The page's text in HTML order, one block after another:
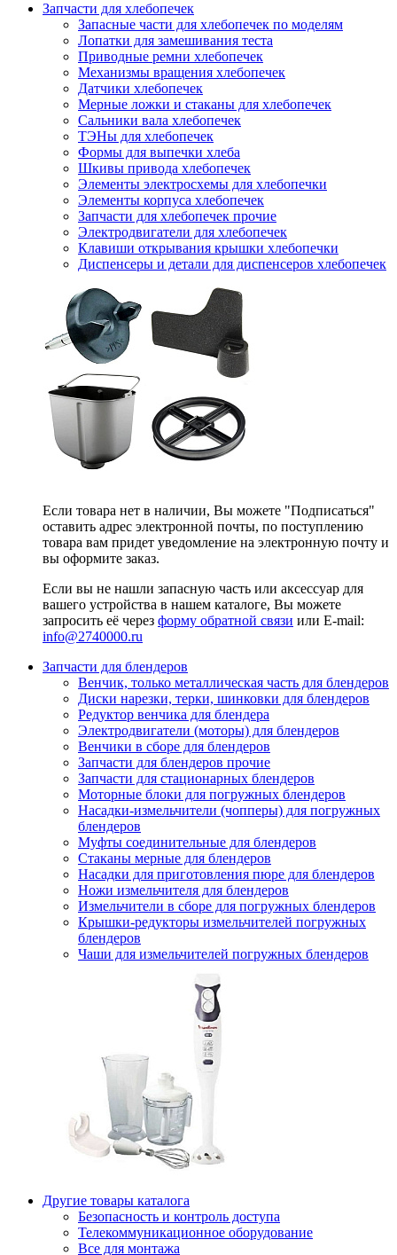
Запчасти для хлебопечек
Запасные части для хлебопечек по моделям
Лопатки для замешивания теста
Приводные ремни хлебопечек
Механизмы вращения хлебопечек
Датчики хлебопечек
Мерные ложки и стаканы для хлебопечек
Сальники вала хлебопечек
ТЭНы для хлебопечек
Формы для выпечки хлеба
Шкивы привода хлебопечек
Элементы электросхемы для хлебопечки
Элементы корпуса хлебопечек
Запчасти для хлебопечек прочие
Электродвигатели для хлебопечек
Клавиши открывания крышки хлебопечки
Диспенсеры и детали для диспенсеров хлебопечек
Если товара нет в наличии, Вы можете "Подписаться"
оставить адрес электронной почты, по поступлению
товара вам придет уведомление на электронную почту и
вы оформите заказ.
Если вы не нашли запасную часть или аксессуар для
вашего устройства в нашем каталоге, Вы можете
запросить её через форму обратной связи или E-mail:
info@2740000.ru
Запчасти для блендеров
Венчик, только металлическая часть для блендеров
Диски нарезки, терки, шинковки для блендеров
Редуктор венчика для блендера
Электродвигатели (моторы) для блендеров
Венчики в сборе для блендеров
Запчасти для блендеров прочие
Запчасти для стационарных блендеров
Моторные блоки для погружных блендеров
Насадки-измельчители (чопперы) для погружных
блендеров
Муфты соединительные для блендеров
Стаканы мерные для блендеров
Насадки для приготовления пюре для блендеров
Ножи измельчителя для блендеров
Измельчители в сборе для погружных блендеров
Крышки-редукторы измельчителей погружных
блендеров
Чаши для измельчителей погружных блендеров
Другие товары каталога
Безопасность и контроль доступа
Телекоммуникационное оборудование
Все для монтажа